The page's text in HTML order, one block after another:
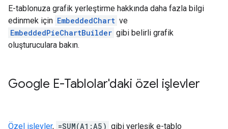
E-tablonuza grafik yerleştirme hakkında daha fazla bilgi
edinmek için EmbeddedChart ve
EmbeddedPieChartBuilder gibi belirli grafik
oluşturuculara bakın.
Google E-Tablolar'daki özel işlevler
Özel işlevler, =SUM(A1:A5) gibi yerleşik e-tablo